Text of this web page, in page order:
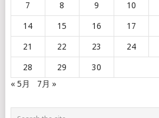
7 8 9 10
14 15 16 17
21 22 23 24
28 29
30
« 5月
7月 »